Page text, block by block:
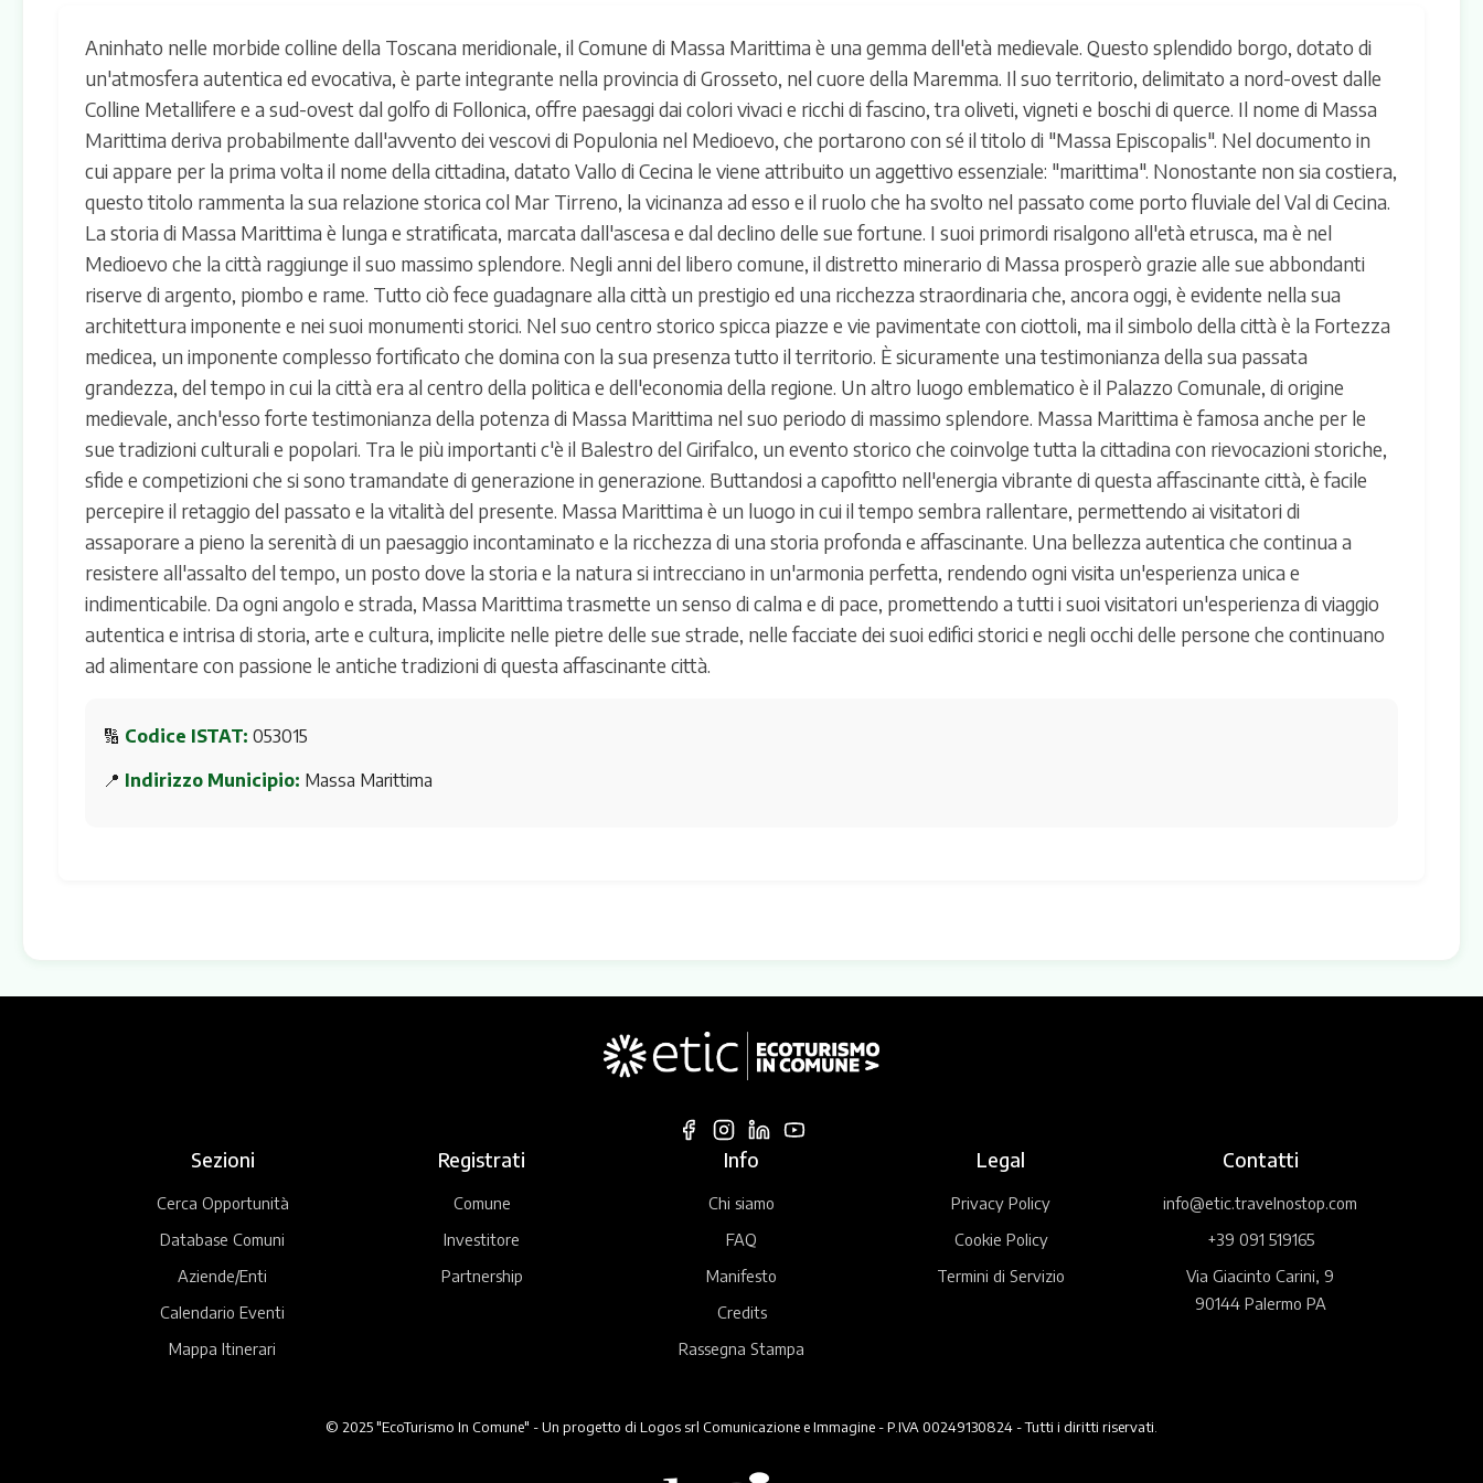
Aninhato nelle morbide colline della Toscana meridionale, il Comune di Massa Marittima è una gemma dell'età medievale. Questo splendido borgo, dotato di
un'atmosfera autentica ed evocativa, è parte integrante nella provincia di Grosseto, nel cuore della Maremma. Il suo territorio, delimitato a nord-ovest dalle
Colline Metallifere e a sud-ovest dal golfo di Follonica, offre paesaggi dai colori vivaci e ricchi di fascino, tra oliveti, vigneti e boschi di querce. Il nome di Massa
Marittima deriva probabilmente dall'avvento dei vescovi di Populonia nel Medioevo, che portarono con sé il titolo di "Massa Episcopalis". Nel documento in
cui appare per la prima volta il nome della cittadina, datato Vallo di Cecina le viene attribuito un aggettivo essenziale: "marittima". Nonostante non sia costiera,
questo titolo rammenta la sua relazione storica col Mar Tirreno, la vicinanza ad esso e il ruolo che ha svolto nel passato come porto fluviale del Val di Cecina.
La storia di Massa Marittima è lunga e stratificata, marcata dall'ascesa e dal declino delle sue fortune. I suoi primordi risalgono all'età etrusca, ma è nel
Medioevo che la città raggiunge il suo massimo splendore. Negli anni del libero comune, il distretto minerario di Massa prosperò grazie alle sue abbondanti
riserve di argento, piombo e rame. Tutto ciò fece guadagnare alla città un prestigio ed una ricchezza straordinaria che, ancora oggi, è evidente nella sua
architettura imponente e nei suoi monumenti storici. Nel suo centro storico spicca piazze e vie pavimentate con ciottoli, ma il simbolo della città è la Fortezza
medicea, un imponente complesso fortificato che domina con la sua presenza tutto il territorio. È sicuramente una testimonianza della sua passata
grandezza, del tempo in cui la città era al centro della politica e dell'economia della regione. Un altro luogo emblematico è il Palazzo Comunale, di origine
medievale, anch'esso forte testimonianza della potenza di Massa Marittima nel suo periodo di massimo splendore. Massa Marittima è famosa anche per le
sue tradizioni culturali e popolari. Tra le più importanti c'è il Balestro del Girifalco, un evento storico che coinvolge tutta la cittadina con rievocazioni storiche,
sfide e competizioni che si sono tramandate di generazione in generazione. Buttandosi a capofitto nell'energia vibrante di questa affascinante città, è facile
percepire il retaggio del passato e la vitalità del presente. Massa Marittima è un luogo in cui il tempo sembra rallentare, permettendo ai visitatori di
assaporare a pieno la serenità di un paesaggio incontaminato e la ricchezza di una storia profonda e affascinante. Una bellezza autentica che continua a
resistere all'assalto del tempo, un posto dove la storia e la natura si intrecciano in un'armonia perfetta, rendendo ogni visita un'esperienza unica e
indimenticabile. Da ogni angolo e strada, Massa Marittima trasmette un senso di calma e di pace, promettendo a tutti i suoi visitatori un'esperienza di viaggio
autentica e intrisa di storia, arte e cultura, implicite nelle pietre delle sue strade, nelle facciate dei suoi edifici storici e negli occhi delle persone che continuano
ad alimentare con passione le antiche tradizioni di questa affascinante città.
🔢 Codice ISTAT: 053015
📍 Indirizzo Municipio: Massa Marittima
Sezioni
Cerca Opportunità
Database Comuni
Aziende/Enti
Calendario Eventi
Mappa Itinerari
Registrati
Comune
Investitore
Partnership
Info
Chi siamo
FAQ
Manifesto
Credits
Rassegna Stampa
Legal
Privacy Policy
Cookie Policy
Termini di Servizio
Contatti
info@etic.travelnostop.com
+39 091 519165
Via Giacinto Carini, 9
90144 Palermo PA
© 2025 "EcoTurismo In Comune" - Un progetto di Logos srl Comunicazione e Immagine - P.IVA 00249130824 - Tutti i diritti riservati.